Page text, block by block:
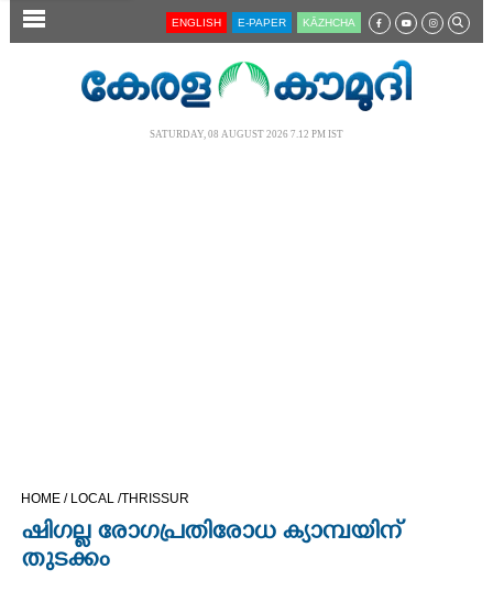
SECTIONS
OPINION
ENGLISH E-PAPER KĀZHCHA
SATURDAY, 08 AUGUST 2026 7.12 PM IST
HOME / LOCAL /THRISSUR
ഷിഗല്ല രോഗപ്രതിരോധ ക്യാമ്പയിന്
തുടക്കം